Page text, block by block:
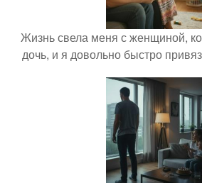
Жизнь свела меня с женщиной,
дочь, и я довольно быстро